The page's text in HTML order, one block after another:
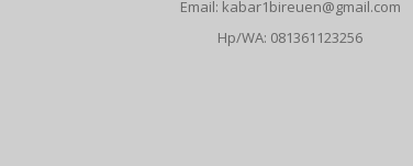
Email: kabar1bireuen@gmail.com
Hp/WA: 081361123256